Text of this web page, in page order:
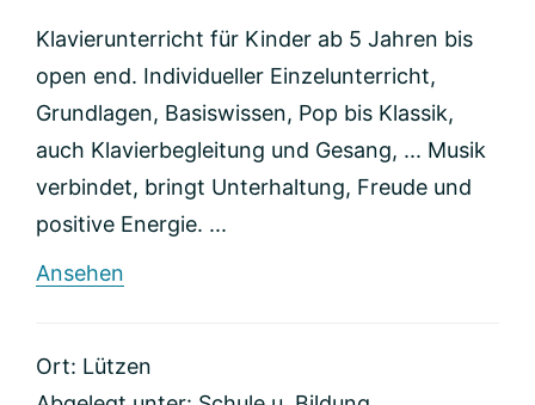
Klavierunterricht für Kinder ab 5 Jahren bis
open end. Individueller Einzelunterricht,
Grundlagen, Basiswissen, Pop bis Klassik,
auch Klavierbegleitung und Gesang, ... Musik
verbindet, bringt Unterhaltung, Freude und
positive Energie. ...
Ansehen
Ort: Lützen